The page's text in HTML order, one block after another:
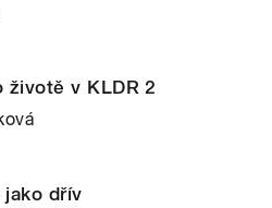
životě v KLDR 2
jako dřív